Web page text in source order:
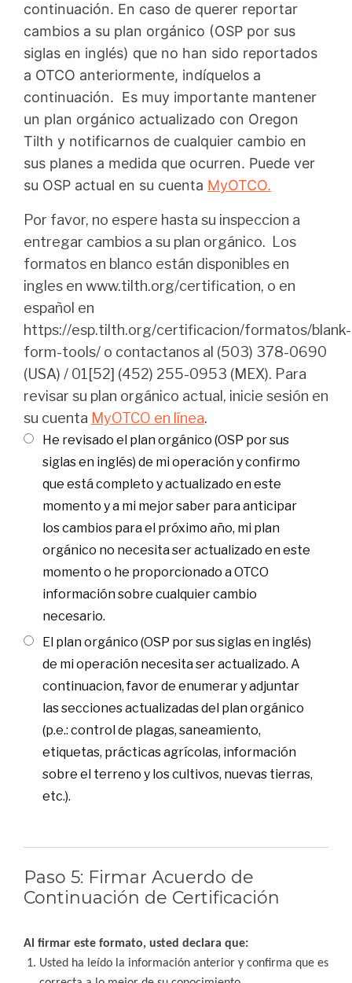
He revisado el plan orgánico (OSP por sus
siglas en inglés) de mi operación y confirmo
que está completo y actualizado en este
momento y a mi mejor saber para anticipar
los cambios para el próximo año, mi plan
orgánico no necesita ser actualizado en este
momento o he proporcionado a OTCO
información sobre cualquier cambio
necesario.
El plan orgánico (OSP por sus siglas en inglés)
de mi operación necesita ser actualizado. A
continuacion, favor de enumerar y adjuntar
las secciones actualizadas del plan orgánico
(p.e.: control de plagas, saneamiento,
etiquetas, prácticas agrícolas, información
sobre el terreno y los cultivos, nuevas tierras,
etc.).
continuación. En caso de querer reportar
cambios a su plan orgánico (OSP por sus
siglas en inglés) que no han sido reportados
a OTCO anteriormente, indíquelos a
continuación. Es muy importante mantener
un plan orgánico actualizado con Oregon
Tilth y notificarnos de cualquier cambio en
sus planes a medida que ocurren. Puede ver
su OSP actual en su cuenta MyOTCO.
Por favor, no espere hasta su inspeccion a
entregar cambios a su plan orgánico. Los
formatos en blanco están disponibles en
ingles en www.tilth.org/certification, o en
español en
https://esp.tilth.org/certificacion/formatos/blank-
form-tools/ o contactanos al (503) 378-0690
(USA) / 01[52] (452) 255-0953 (MEX). Para
revisar su plan orgánico actual, inicie sesión en
su cuenta MyOTCO en línea.
Paso 5: Firmar Acuerdo de
Continuación de Certificación
Al firmar este formato, usted declara que:
Usted ha leído la información anterior y confirma que es